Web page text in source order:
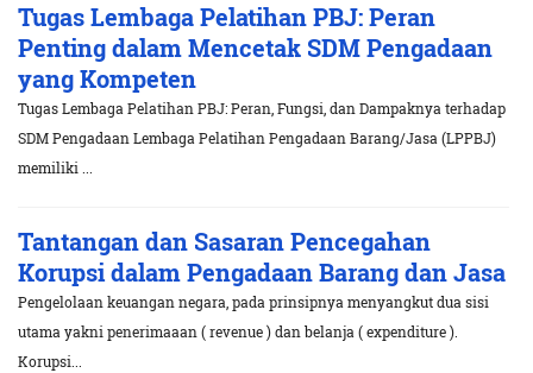
Tugas Lembaga Pelatihan PBJ: Peran
Penting dalam Mencetak SDM Pengadaan
yang Kompeten
Tugas Lembaga Pelatihan PBJ: Peran, Fungsi, dan Dampaknya terhadap
SDM Pengadaan Lembaga Pelatihan Pengadaan Barang/Jasa (LPPBJ)
memiliki ...
Tantangan dan Sasaran Pencegahan
Korupsi dalam Pengadaan Barang dan Jasa
Pengelolaan keuangan negara, pada prinsipnya menyangkut dua sisi
utama yakni penerimaaan ( revenue ) dan belanja ( expenditure ).
Korupsi...